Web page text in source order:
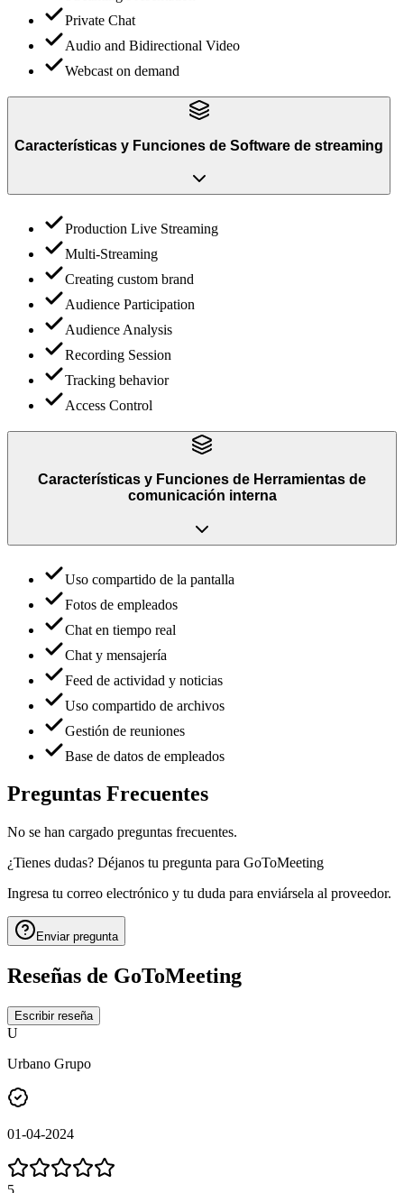
Private Chat
Audio and Bidirectional Video
Webcast on demand
Características y Funciones de Software de streaming
Production Live Streaming
Multi-Streaming
Creating custom brand
Audience Participation
Audience Analysis
Recording Session
Tracking behavior
Access Control
Características y Funciones de Herramientas de
comunicación interna
Uso compartido de la pantalla
Fotos de empleados
Chat en tiempo real
Chat y mensajería
Feed de actividad y noticias
Uso compartido de archivos
Gestión de reuniones
Base de datos de empleados
Preguntas Frecuentes
No se han cargado preguntas frecuentes.
¿Tienes dudas? Déjanos tu pregunta para GoToMeeting
Ingresa tu correo electrónico y tu duda para enviársela al proveedor.
Enviar pregunta
Reseñas de GoToMeeting
Escribir reseña
U
Urbano Grupo
01-04-2024